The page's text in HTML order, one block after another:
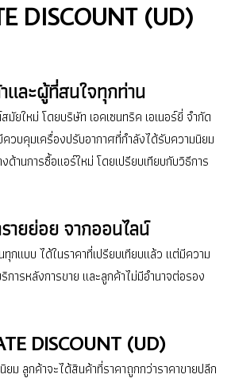
DISCOUNT (UD)
ละผู้ที่สนใจทุกท่าน
มัยใหม่ โดยบริษัท เอคเซนทริค เอเนอร์ยี่ จำกัด
วบคุมเครื่องปรับอากาศที่กำลังได้รับความนิยม
ด้านการซื้อแอร์ใหม่ โดยเปรียบเทียบกับวิธีการ
ายย่อย จากออนไลน์
กแบบ ได้ในราคาที่เปรียบเทียบแล้ว แต่มีความ
ารหลังการขาย และลูกค้าไม่มีอำนาจต่อรอง
DISCOUNT (UD)
ยม ลูกค้าจะได้สินค้าที่ราคาถูกกว่าราคาขายปลีก